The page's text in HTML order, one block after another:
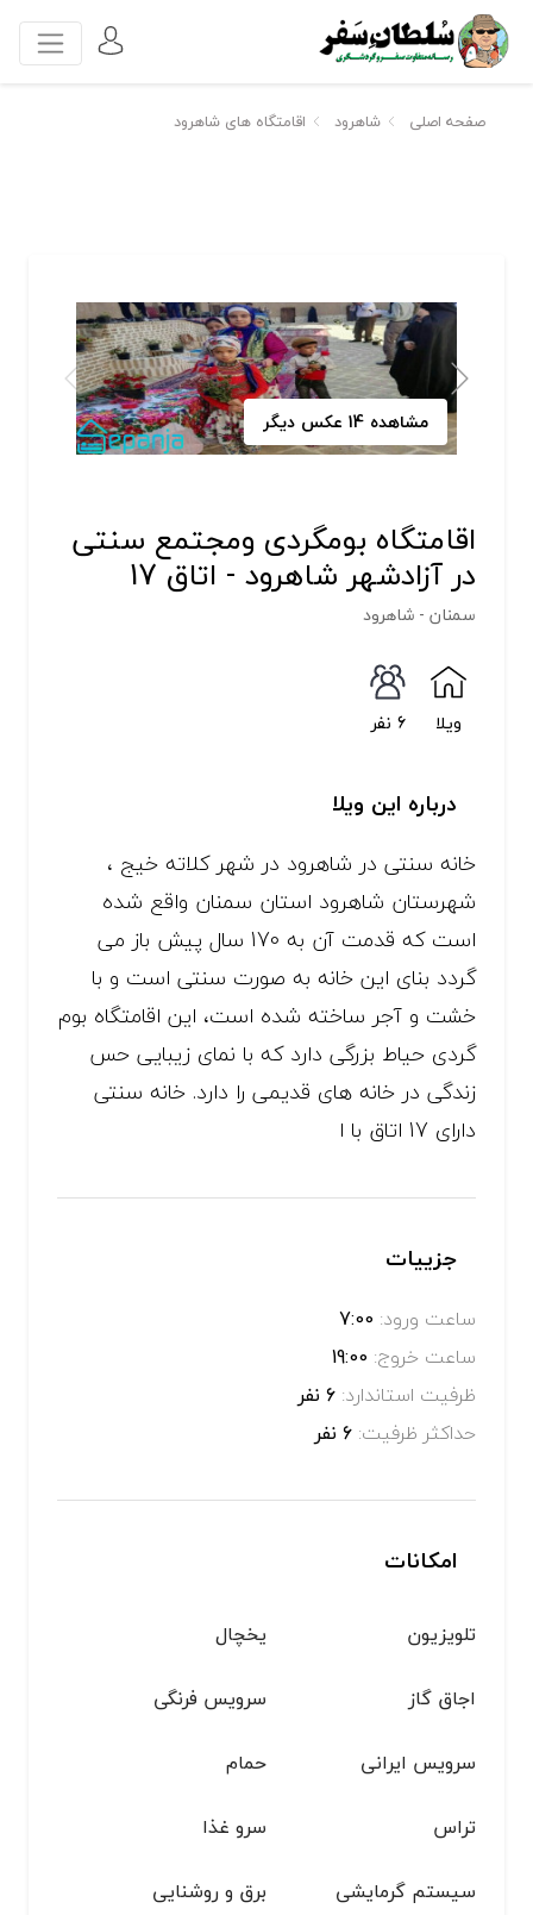
صفحه اصلی شاهرود اقامتگاه های شاهرود
مشاهده 14 عکس دیگر
اقامتگاه بومگردی ومجتمع سنتی
در آزادشهر شاهرود - اتاق 17
سمنان - شاهرود
ویلا 6 نفر
درباره این ویلا
خانه سنتی در شاهرود در شهر کلاته خیج ،
شهرستان شاهرود استان سمنان واقع شده
است که قدمت آن به 170 سال پیش باز می
گردد بنای این خانه به صورت سنتی است و با
خشت و آجر ساخته شده است، این اقامتگاه بوم
گردی حیاط بزرگی دارد که با نمای زیبایی حس
زندگی در خانه های قدیمی را دارد. خانه سنتی
دارای 17 اتاق با ا
جزییات
ساعت ورود:
ساعت خروج:
ظرفیت استاندارد:
حداکثر ظرفیت:
امکانات
تلویزیون
یخچال
اجاق گاز
سرویس فرنگی
سرویس ایرانی
حمام
تراس
سرو غذا
سیستم گرمایشی
برق و روشنایی